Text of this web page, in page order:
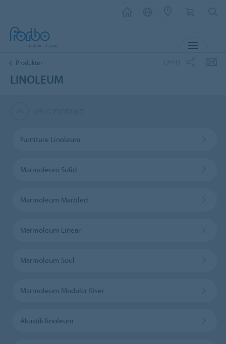
Produkter
LINOLEUM
Furniture Linoleum
Marmoleum Solid
Marmoleum Marbled
Marmoleum Linear
Marmoleum Soul
Marmoleum Modular fliser
Akustik linoleum